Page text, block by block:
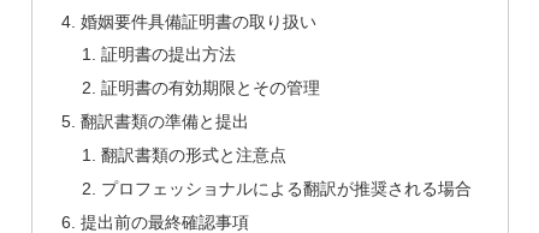
婚姻要件具備証明書の取り扱い
証明書の提出方法
証明書の有効期限とその管理
翻訳書類の準備と提出
翻訳書類の形式と注意点
プロフェッショナルによる翻訳が推奨される場合
提出前の最終確認事項